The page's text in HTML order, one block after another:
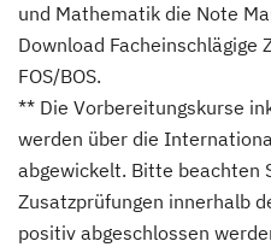
und Mathematik die Note
Download Facheinschlägige
FOS/BOS.
** Die Vorbereitungskurse
werden über die
abgewickelt. Bitte beachten
Zusatzprüfungen innerhalb
positiv abgeschlossen